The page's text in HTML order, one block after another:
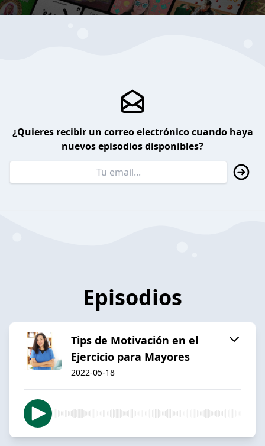
¿Quieres recibir un correo electrónico cuando haya
nuevos episodios disponibles?
Episodios
Tips de Motivación en el
Ejercicio para Mayores
2022-05-18